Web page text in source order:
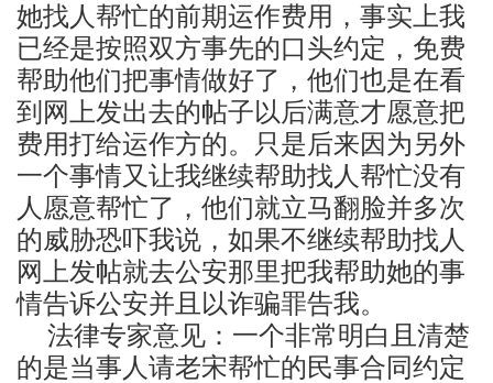
她找人帮忙的前期运作费用，事实上我
已经是按照双方事先的口头约定，免费
帮助他们把事情做好了，他们也是在看
到网上发出去的帖子以后满意才愿意把
费用打给运作方的。只是后来因为另外
一个事情又让我继续帮助找人帮忙没有
人愿意帮忙了，他们就立马翻脸并多次
的威胁恐吓我说，如果不继续帮助找人
网上发帖就去公安那里把我帮助她的事
情告诉公安并且以诈骗罪告我。
法律专家意见：一个非常明白且清楚
的是当事人请老宋帮忙的民事合同约定